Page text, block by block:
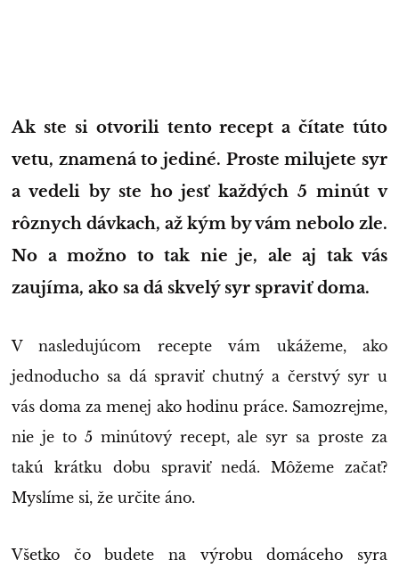
Ak ste si otvorili tento recept a čítate túto
vetu, znamená to jediné. Proste milujete syr
a vedeli by ste ho jesť každých 5 minút v
rôznych dávkach, až kým by vám nebolo zle.
No a možno to tak nie je, ale aj tak vás
zaujíma, ako sa dá skvelý syr spraviť doma.
V nasledujúcom recepte vám ukážeme, ako
jednoducho sa dá spraviť chutný a čerstvý syr u
vás doma za menej ako hodinu práce. Samozrejme,
nie je to 5 minútový recept, ale syr sa proste za
takú krátku dobu spraviť nedá. Môžeme začať?
Myslíme si, že určite áno.
Všetko čo budete na výrobu domáceho syra